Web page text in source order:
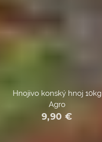
Hnojivo konský hnoj 10kg
Agro
9,90 €